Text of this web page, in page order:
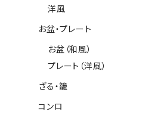
洋風
お盆・プレート
お盆（和風）
プレート（洋風）
ざる・籠
コンロ